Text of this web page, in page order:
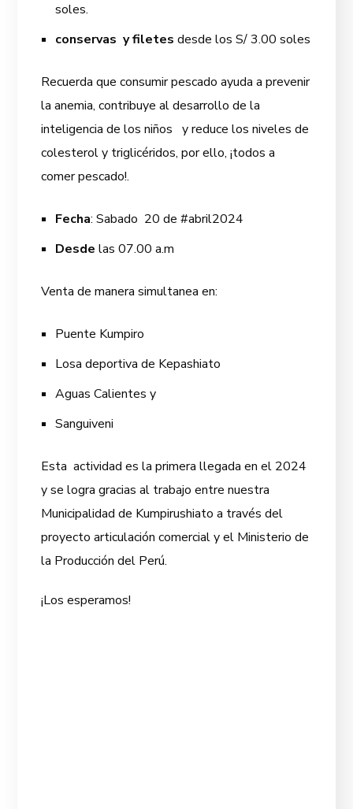
soles.
conservas y filetes desde los S/ 3.00 soles
Recuerda que consumir pescado ayuda a prevenir
la anemia, contribuye al desarrollo de la
inteligencia de los niños y reduce los niveles de
colesterol y triglicéridos, por ello, ¡todos a
comer pescado!.
Fecha: Sabado 20 de #abril2024
Desde las 07.00 a.m
Venta de manera simultanea en:
Puente Kumpiro
Losa deportiva de Kepashiato
Aguas Calientes y
Sanguiveni
Esta actividad es la primera llegada en el 2024
y se logra gracias al trabajo entre nuestra
Municipalidad de Kumpirushiato a través del
proyecto articulación comercial y el Ministerio de
la Producción del Perú.
¡Los esperamos!